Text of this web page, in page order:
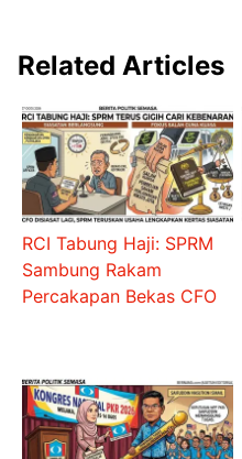
Related Articles
RCI Tabung Haji: SPRM
Sambung Rakam
Percakapan Bekas CFO